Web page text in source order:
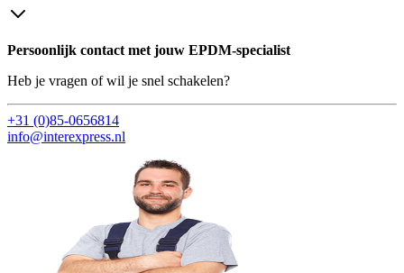
Persoonlijk contact met jouw EPDM-specialist
Heb je vragen of wil je snel schakelen?
+31 (0)85-0656814
info@interexpress.nl